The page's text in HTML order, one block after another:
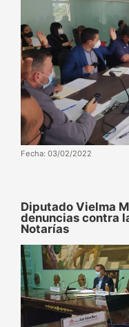
Fecha: 03/02/2022
Diputado Vielma
denuncias contra
Notarías